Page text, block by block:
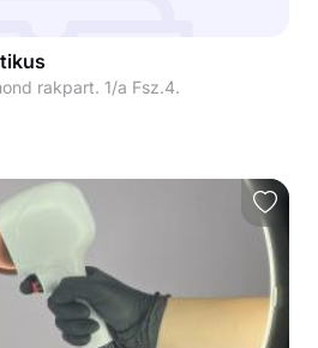
rakpart. 1/a Fsz.4.